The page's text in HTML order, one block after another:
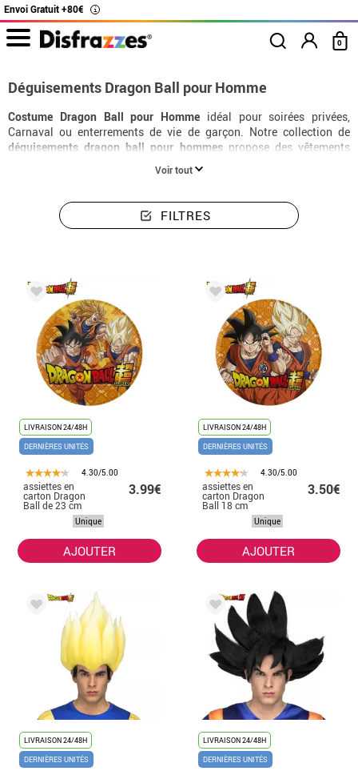
Envoi Gratuit +80€ i
0
Déguisements Dragon Ball pour Homme
Costume Dragon Ball pour Homme idéal pour soirées privées,
Carnaval ou enterrements de vie de garçon. Notre collection de
déguisements dragon ball pour hommespropose des vêtements
résistants, faciles à enfiler et très réalistes. Trouvez votre
parfait parmi notre large sélection de tailles.
Voir tout
FILTRES
LIVRAISON 24/48H
DERNIÈRES UNITÉS
4.30/5.00
assiettes en
carton Dragon
Ball de 23 cm
3.99€
Unique
AJOUTER
LIVRAISON 24/48H
DERNIÈRES UNITÉS
4.30/5.00
assiettes en
carton Dragon
Ball 18 cm
3.50€
Unique
AJOUTER
LIVRAISON 24/48H
DERNIÈRES UNITÉS
LIVRAISON 24/48H
DERNIÈRES UNITÉS